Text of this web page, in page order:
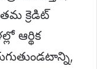
క్రెడిట్
ఆర్థిక